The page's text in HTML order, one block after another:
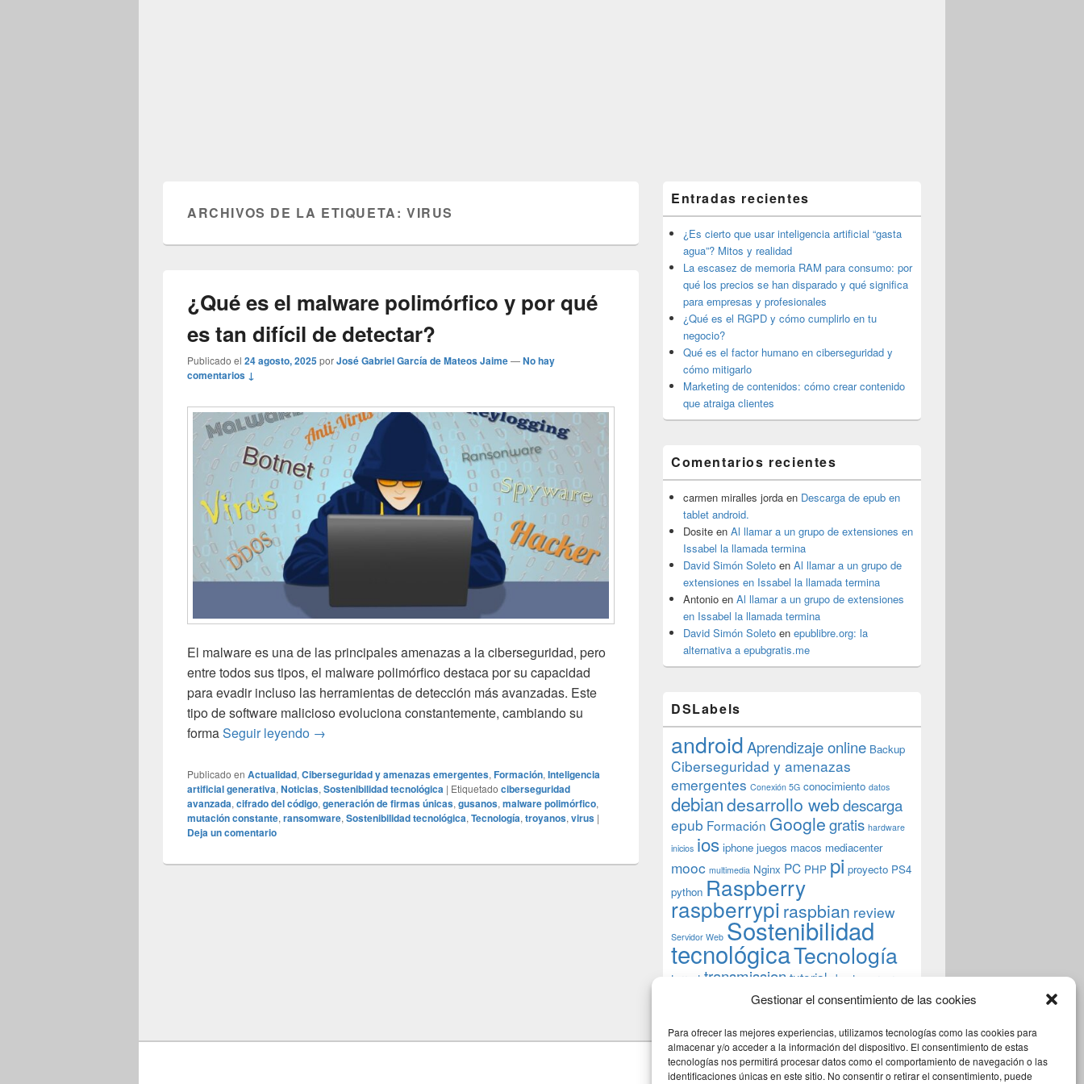
Gestionar el consentimiento de las cookies
Para ofrecer las mejores experiencias, utilizamos tecnologías como las cookies para
almacenar y/o acceder a la información del dispositivo. El consentimiento de estas
tecnologías nos permitirá procesar datos como el comportamiento de navegación o las
identificaciones únicas en este sitio. No consentir o retirar el consentimiento, puede
ARCHIVOS DE LA ETIQUETA:VIRUS
¿Qué es el malware polimórfico y por qué
es tan difícil de detectar?
Publicado el 24 agosto, 2025porJosé Gabriel García de Mateos Jaime—No hay
comentarios ↓
El malware es una de las principales amenazas a la ciberseguridad, pero
entre todos sus tipos, el malware polimórfico destaca por su capacidad
para evadir incluso las herramientas de detección más avanzadas. Este
tipo de software malicioso evoluciona constantemente, cambiando su
formaSeguir leyendo ¿Qué es el malware polimórfico y por qué es tan difícil de detectar?
→
Publicado en Actualidad, Ciberseguridad y amenazas emergentes, Formación, Inteligencia
artificial generativa, Noticias, Sostenibilidad tecnológica | Etiquetado ciberseguridad
avanzada, cifrado del código, generación de firmas únicas, gusanos, malware polimórfico,
mutación constante, ransomware, Sostenibilidad tecnológica, Tecnología, troyanos, virus |
Deja un comentario
área
de
widget
barra
lateral
primaria
Entradas recientes
¿Es cierto que usar inteligencia artificial “gasta
agua”? Mitos y realidad
La escasez de memoria RAM para consumo: por
qué los precios se han disparado y qué significa
para empresas y profesionales
¿Qué es el RGPD y cómo cumplirlo en tu
negocio?
Qué es el factor humano en ciberseguridad y
cómo mitigarlo
Marketing de contenidos: cómo crear contenido
que atraiga clientes
Comentarios recientes
carmen miralles jorda en Descarga de epub en
tablet android.
Dosite en Al llamar a un grupo de extensiones en
Issabel la llamada termina
David Simón Soleto en Al llamar a un grupo de
extensiones en Issabel la llamada termina
Antonio en Al llamar a un grupo de extensiones
en Issabel la llamada termina
David Simón Soleto en epublibre.org: la
alternativa a epubgratis.me
DSLabels
androidAprendizaje online Backup
Ciberseguridad y amenazas
emergentes Conexión 5G conocimiento datos
debiandesarrollo webdescarga
epub Formación Googlegratis hardware
inicios ios iphone juegos macos mediacenter
mooc multimedia Nginx PC PHP pi proyecto PS4
python Raspberry
raspberrypi raspbian review
Servidor Web Sostenibilidad
tecnológicaTecnología
torrent transmission tutorial ubuntu server
Windowswordpressxbmc